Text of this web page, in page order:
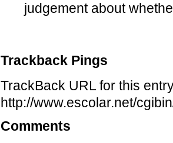
judgement about
Trackback Pings
TrackBack URL for this
http://www.escolar.net/
Comments